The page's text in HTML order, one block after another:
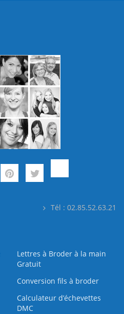
Tél : 02.85.52.63.21
Lettres à Broder à la main
Gratuit
Conversion fils à broder
Calculateur d’échevettes
DMC